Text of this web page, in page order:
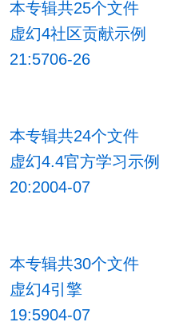
本专辑共25个文件
虚幻4社区贡献示例
21:5706-26
本专辑共24个文件
虚幻4.4官方学习示例
20:2004-07
本专辑共30个文件
虚幻4引擎
19:5904-07